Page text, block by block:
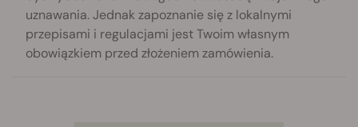
uznawania. Jednak zapoznanie się z lokalnymi
przepisami i regulacjami jest Twoim własnym
obowiązkiem przed złożeniem zamówienia.